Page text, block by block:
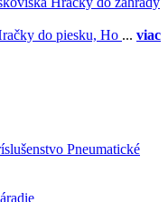
do piesku, Ho ... viac
Pneumatické